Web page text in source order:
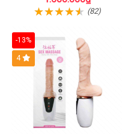
(82)
-13%
Hot
4